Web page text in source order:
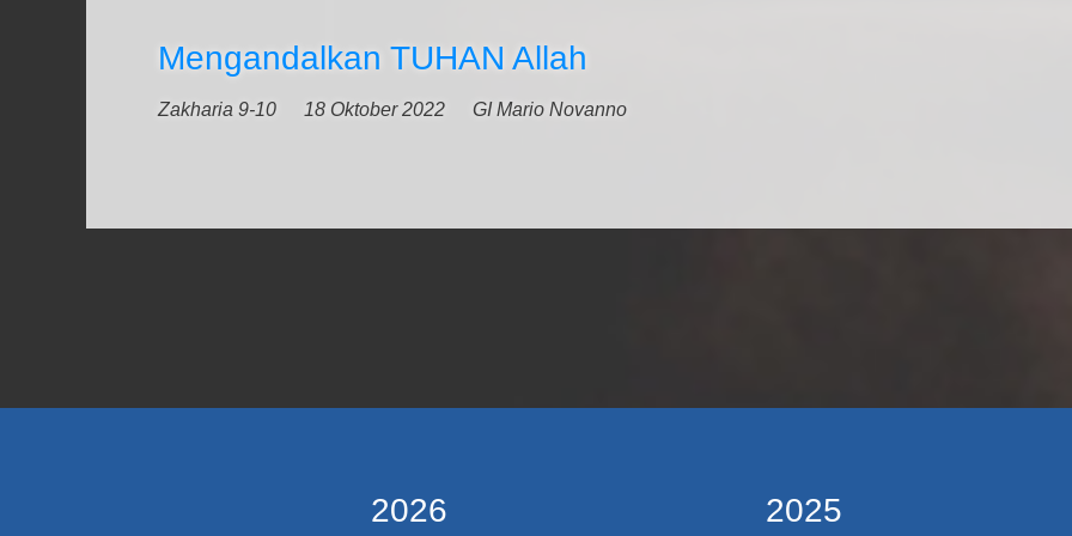
Mengandalkan TUHAN Allah
Zakharia 9-10 18 Oktober 2022 GI Mario Novanno
2026 2025